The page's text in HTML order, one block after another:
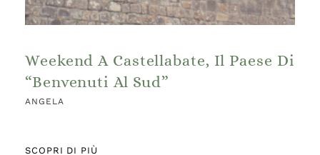
Weekend A Castellabate, Il Paese Di
“Benvenuti Al Sud”
ANGELA
SCOPRI DI PIÙ